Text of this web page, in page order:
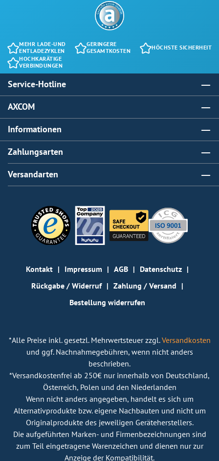
MEHR LADE-UND
ENTLADEZYKLEN
GERINGERE
GESAMTKOSTEN
HÖCHSTE SICHERHEIT
HOCHKARÄTIGE
VERBINDUNGEN
Service-Hotline
AXCOM
Informationen
Zahlungsarten
Versandarten
Kontakt Impressum AGB
Datenschutz
Rückgabe / Widerruf
Zahlung / Versand
Bestellung widerrufen
*Alle Preise inkl. gesetzl. Mehrwertsteuer zzgl.Versandkosten
und ggf. Nachnahmegebühren, wenn nicht anders
beschrieben.
*Versandkostenfrei ab 250€ nur innerhalb von Deutschland,
Österreich, Polen und den Niederlanden
Wenn nicht anders angegeben, handelt es sich um
Alternativprodukte bzw. eigene Nachbauten und nicht um
Originalprodukte des jeweiligen Geräteherstellers.
Die aufgeführten Marken- und Firmenbezeichnungen sind
zum Teil eingetragene Warenzeichen und dienen nur zur
Anzeige der Kompatibilität.